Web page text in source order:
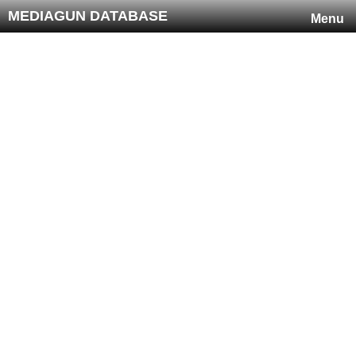
Menu
MEDIAGUN DATABASE